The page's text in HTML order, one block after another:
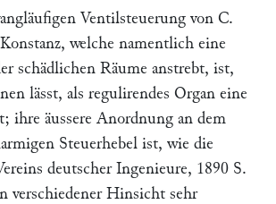
Ventilsteuerung von C.
welche namentlich eine
schädlichen Räume anstrebt, ist,
lässt, als regulirendes Organ eine
ihre äussere Anordnung an dem
Steuerhebel ist, wie die
deutscher Ingenieure, 1890 S.
verschiedener Hinsicht sehr